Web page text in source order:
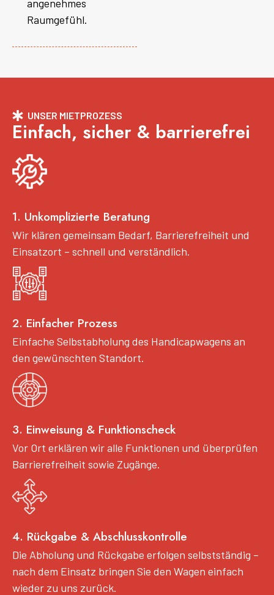
angenehmes
Raumgefühl.
UNSER MIETPROZESS
Einfach, sicher & barrierefrei
1. Unkomplizierte Beratung
Wir klären gemeinsam Bedarf, Barrierefreiheit und
Einsatzort – schnell und verständlich.
2. Einfacher Prozess
Einfache Selbstabholung des Handicapwagens an
den gewünschten Standort.
3. Einweisung & Funktionscheck
Vor Ort erklären wir alle Funktionen und überprüfen
Barrierefreiheit sowie Zugänge.
4. Rückgabe & Abschlusskontrolle
Die Abholung und Rückgabe erfolgen selbstständig –
nach dem Einsatz bringen Sie den Wagen einfach
wieder zu uns zurück.